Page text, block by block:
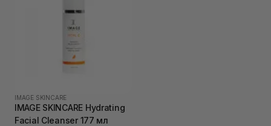
IMAGE SKINCARE
IMAGE SKINCARE Hydrating
Facial Cleanser 177 мл